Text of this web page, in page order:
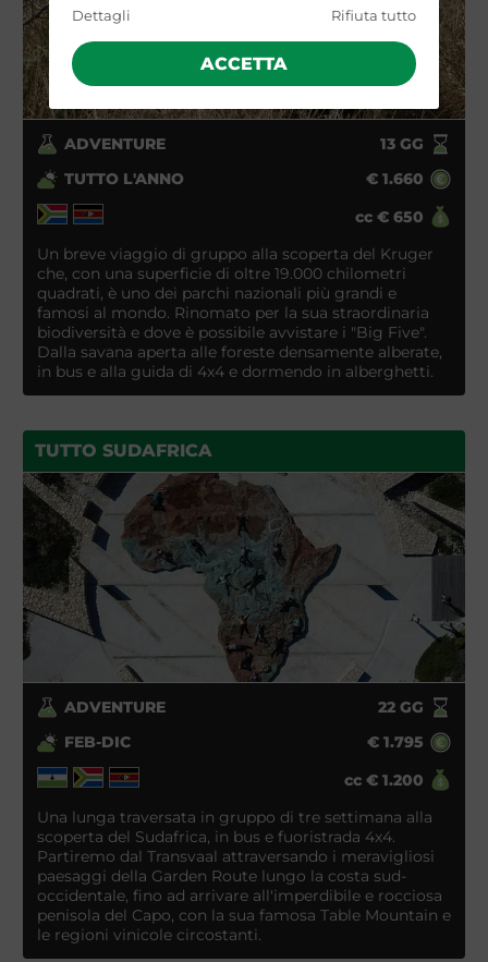
Dettagli Rifiuta tutto
ACCETTA
ADVENTURE 13GG
TUTTO L'ANNO
€ 1.660
cc € 650
Un breve viaggio di gruppo alla scoperta del Kruger
che, con una superficie di oltre 19.000 chilometri
quadrati, è uno dei parchi nazionali più grandi e
famosi al mondo. Rinomato per la sua straordinaria
biodiversità e dove è possibile avvistare i "Big Five".
Dalla savana aperta alle foreste densamente alberate,
in bus e alla guida di 4x4 e dormendo in alberghetti.
TUTTO SUDAFRICA
ADVENTURE 22GG
FEB-DIC
€ 1.795
cc € 1.200
Una lunga traversata in gruppo di tre settimana alla
scoperta del Sudafrica, in bus e fuoristrada 4x4.
Partiremo dal Transvaal attraversando i meravigliosi
paesaggi della Garden Route lungo la costa sud-
occidentale, fino ad arrivare all'imperdibile e rocciosa
penisola del Capo, con la sua famosa Table Mountain e
le regioni vinicole circostanti.